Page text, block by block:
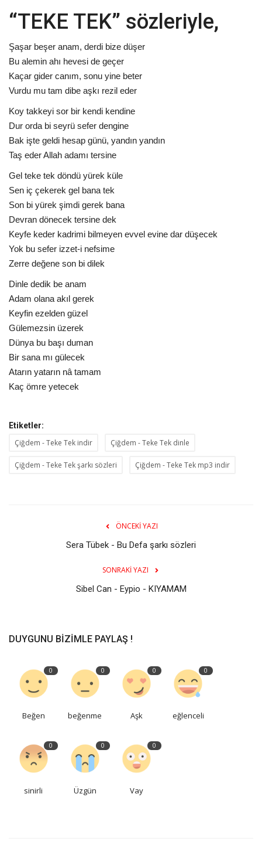
“TEKE TEK” sözleriyle,
Şaşar beşer anam, derdi bize düşer
Bu alemin ahı hevesi de geçer
Kaçar gider canım, sonu yine beter
Vurdu mu tam dibe aşkı rezil eder
Koy takkeyi sor bir kendi kendine
Dur orda bi seyrü sefer dengine
Bak işte geldi hesap günü, yandın yandın
Taş eder Allah adamı tersine
Gel teke tek döndü yürek küle
Sen iç çekerek gel bana tek
Son bi yürek şimdi gerek bana
Devran dönecek tersine dek
Keyfe keder kadrimi bilmeyen evvel evine dar düşecek
Yok bu sefer izzet-i nefsime
Zerre değene son bi dilek
Dinle dedik be anam
Adam olana akıl gerek
Keyfin ezelden güzel
Gülemezsin üzerek
Dünya bu başı duman
Bir sana mı gülecek
Atarın yatarın nâ tamam
Kaç ömre yetecek
Etiketler:
Çiğdem - Teke Tek indir Çiğdem - Teke Tek dinle
Çiğdem - Teke Tek şarkı sözleri Çiğdem - Teke Tek mp3 indir
ÖNCEKI YAZI
Sera Tübek - Bu Defa şarkı sözleri
SONRAKI YAZI
Sibel Can - Eypio - KIYAMAM
DUYGUNU BIZIMLE PAYLAŞ !
0
Beğen
0
beğenme
0
Aşk
0
eğlenceli
0
sinirli
0
Üzgün
0
Vay